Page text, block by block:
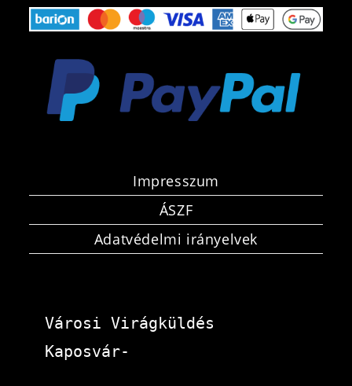
Impresszum
ÁSZF
Adatvédelmi irányelvek
Városi Virágküldés
Kaposvár-